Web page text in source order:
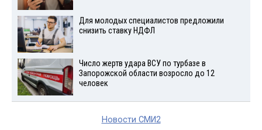
Для молодых специалистов предложили
снизить ставку НДФЛ
Число жертв удара ВСУ по турбазе в
Запорожской области возросло до 12
человек
Новости СМИ2